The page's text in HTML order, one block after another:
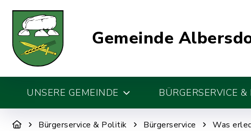
Gemeinde
UNSERE GEMEINDE BÜRGERSERVICE
Bürgerservice & Politik Bürgerservice Was